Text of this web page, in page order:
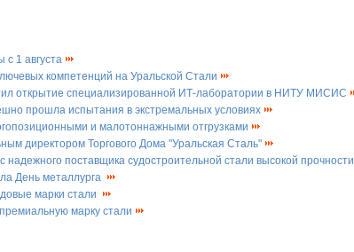
с 1 августа
компетенций на Уральской Стали
открытие специализированной ИТ-лаборатории в НИТУ МИСИС
прошла испытания в экстремальных условиях
и малотоннажными отгрузками
директором Торгового Дома "Уральская Сталь"
надежного поставщика судостроительной стали высокой прочности
День металлурга
марки стали
марку стали